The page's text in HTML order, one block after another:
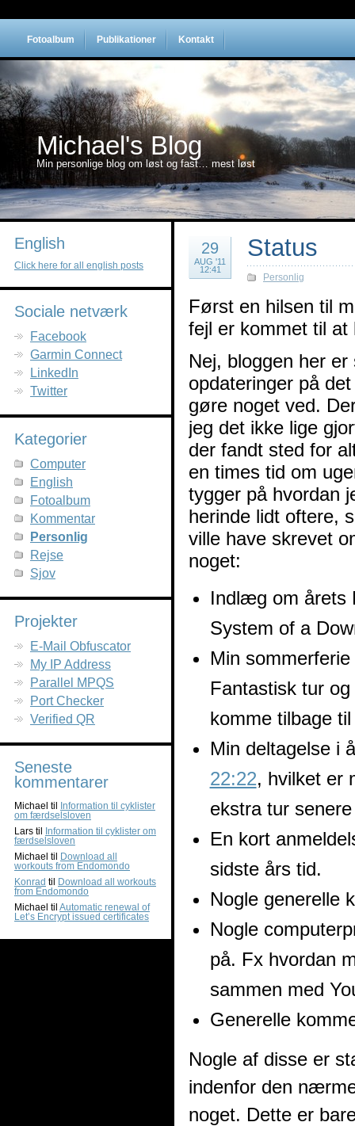
Fotoalbum Publikationer Kontakt
Michael's Blog
Min personlige blog om løst og fast… mest løst
English
Click here for all english posts
Sociale netværk
Facebook
Garmin Connect
LinkedIn
Twitter
Kategorier
Computer
English
Fotoalbum
Kommentar
Personlig
Rejse
Sjov
Projekter
E-Mail Obfuscator
My IP Address
Parallel MPQS
Port Checker
Verified QR
Seneste
kommentarer
Michael til Information til cyklister
om færdselsloven
Lars til Information til cyklister om
færdselsloven
Michael til Download all
workouts from Endomondo
Konrad til Download all workouts
from Endomondo
Michael til Automatic renewal of
Let’s Encrypt issued certificates
29
AUG '11
12:41
Status
Personlig
Først en hilsen til
fejl er kommet til
Nej, bloggen her
opdateringer på
gøre noget ved.
jeg det ikke lige
der fandt sted for
en times tid om
tygger på hvordan
herinde lidt oftere,
ville have skrevet
noget:
Indlæg om årets
System of a
Min
Fantastisk tur
komme tilbage
Min deltagelse i
22:22, hvilket er
ekstra tur
En kort
sidste års tid.
Nogle generelle
Nogle
på. Fx hvordan
sammen med
Generelle
Nogle af disse er
indenfor den
noget. Dette er